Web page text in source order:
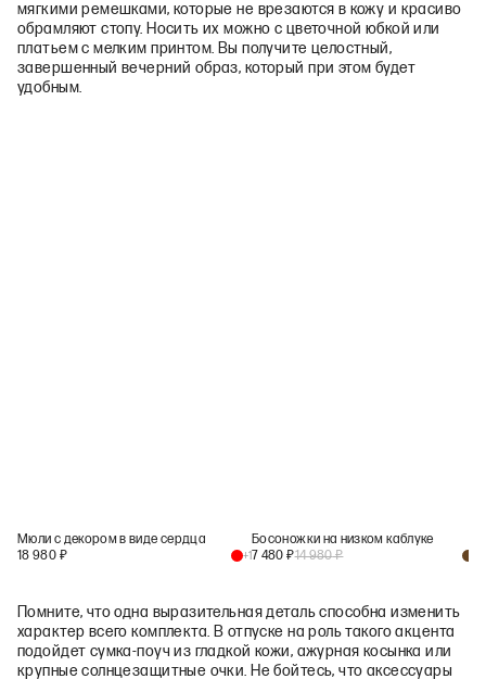
мягкими ремешками, которые не врезаются в кожу и красиво
обрамляют стопу. Носить их можно с цветочной юбкой или
платьем с мелким принтом. Вы получите целостный,
завершенный вечерний образ, который при этом будет
удобным.
Мюли с декором в виде сердца
18 980 ₽ +1
Босоножки на низком каблуке
7 480 ₽14 980₽
Помните, что одна выразительная деталь способна изменить
характер всего комплекта. В отпуске на роль такого акцента
подойдет сумка‑поуч из гладкой кожи, ажурная косынка или
крупные солнцезащитные очки. Не бойтесь, что аксессуары